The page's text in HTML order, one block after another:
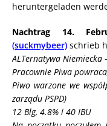
heruntergeladen
Nachtrag 14.
(suckmybeer) schrieb
ALTernatywa Niemiecka
Pracownie Piwa
Piwo warzone we
zarządu PSPD)
12 Blg, 4.8% i 40 IBU